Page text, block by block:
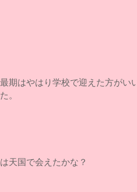
期はやはり学校で迎えた方がい
。
天国で会えたかな？